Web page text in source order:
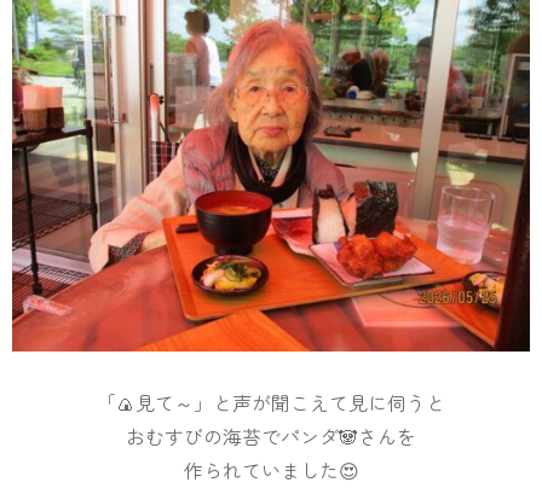
「🍙見て～」と声が聞こえて見に伺うと
おむすびの海苔でパンダ🐼さんを
作られていました😍